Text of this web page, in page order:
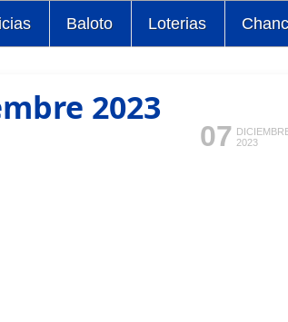
Baloto Loterias
2023
07 2023